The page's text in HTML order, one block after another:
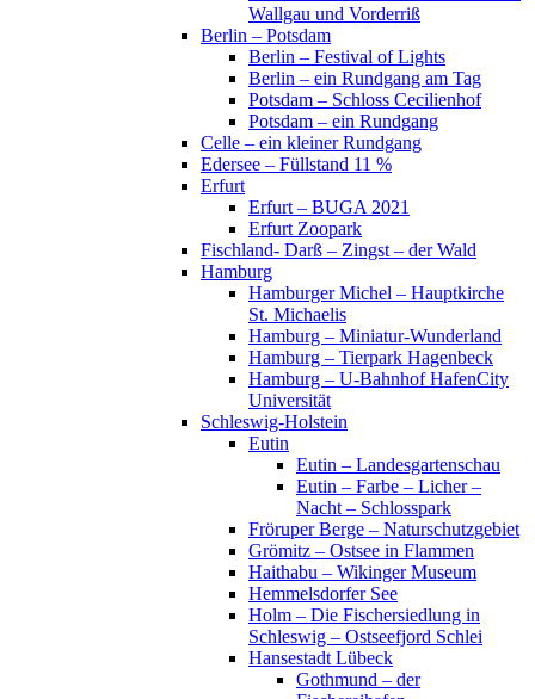
Wallgau und Vorderriß
Berlin – Potsdam
Berlin – Festival of Lights
Berlin – ein Rundgang am Tag
Potsdam – Schloss Cecilienhof
Potsdam – ein Rundgang
Celle – ein kleiner Rundgang
Edersee – Füllstand 11 %
Erfurt
Erfurt – BUGA 2021
Erfurt Zoopark
Fischland- Darß – Zingst – der Wald
Hamburg
Hamburger Michel – Hauptkirche
St. Michaelis
Hamburg – Miniatur-Wunderland
Hamburg – Tierpark Hagenbeck
Hamburg – U-Bahnhof HafenCity
Universität
Schleswig-Holstein
Eutin
Eutin – Landesgartenschau
Eutin – Farbe – Licher –
Nacht – Schlosspark
Fröruper Berge – Naturschutzgebiet
Grömitz – Ostsee in Flammen
Haithabu – Wikinger Museum
Hemmelsdorfer See
Holm – Die Fischersiedlung in
Schleswig – Ostseefjord Schlei
Hansestadt Lübeck
Gothmund – der